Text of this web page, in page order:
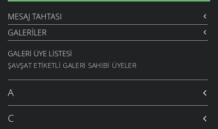
MESAJ TAHTASI
GALERILER
GALERI ÜYE LISTESI
ŞAVŞAT ETIKETLI GALERI SAHIBI ÜYELER
A
C